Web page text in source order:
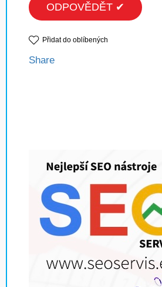
ODPOVĚDĚT ✔
Přidat do oblíbených
Share